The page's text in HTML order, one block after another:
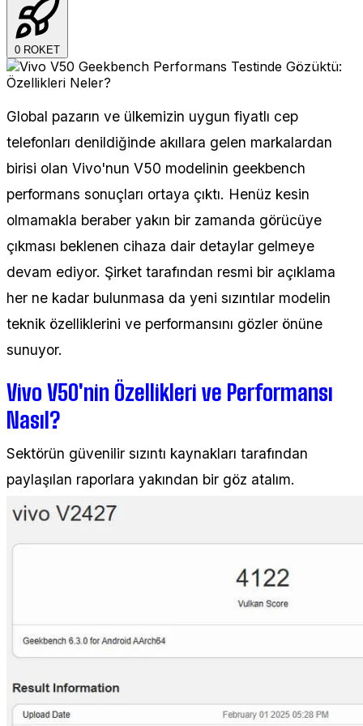
0 ROKET
Global pazarın ve ülkemizin uygun fiyatlı cep
telefonları denildiğinde akıllara gelen markalardan
birisi olan Vivo'nun V50 modelinin geekbench
performans sonuçları ortaya çıktı. Henüz kesin
olmamakla beraber yakın bir zamanda görücüye
çıkması beklenen cihaza dair detaylar gelmeye
devam ediyor. Şirket tarafından resmi bir açıklama
her ne kadar bulunmasa da yeni sızıntılar modelin
teknik özelliklerini ve performansını gözler önüne
sunuyor.
Vivo V50'nin Özellikleri ve Performansı
Nasıl?
Sektörün güvenilir sızıntı kaynakları tarafından
paylaşılan raporlara yakından bir göz atalım.